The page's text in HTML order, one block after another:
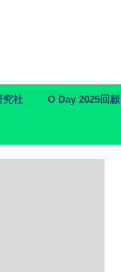
究社 O Day 2025回顧